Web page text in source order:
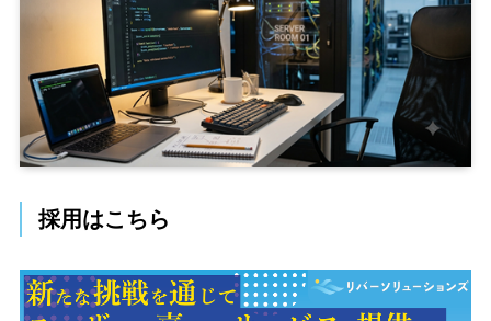
採用はこちら